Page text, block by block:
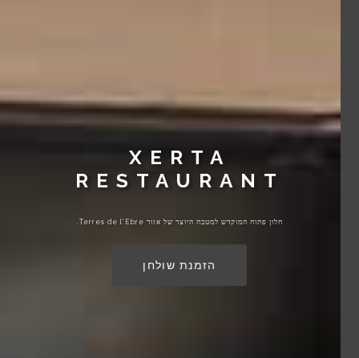
XERTA
RESTAURANT
חלון פתוח המוקדש למטבח היוצר של אזור Terres de l’Ebre.
הזמנת שולחן